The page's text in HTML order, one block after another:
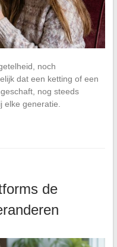
noch
dat een ketting of een
nog steeds
elke generatie.
de